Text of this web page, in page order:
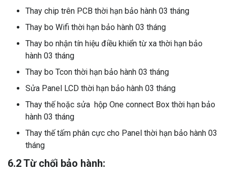
Thay chip trên PCB thời hạn bảo hành 03 tháng
Thay bo Wifi thời hạn bảo hành 03 tháng
Thay bo nhận tín hiệu điều khiển từ xa thời hạn bảo
hành 03 tháng
Thay bo Tcon thời hạn bảo hành 03 tháng
Sửa Panel LCD thời hạn bảo hành 03 tháng
Thay thế hoặc sửa hộp One connect Box thời hạn bảo
hành 03 tháng
Thay thế tấm phân cực cho Panel thời hạn bảo hành 03
tháng
6.2 Từ chối bảo hành: